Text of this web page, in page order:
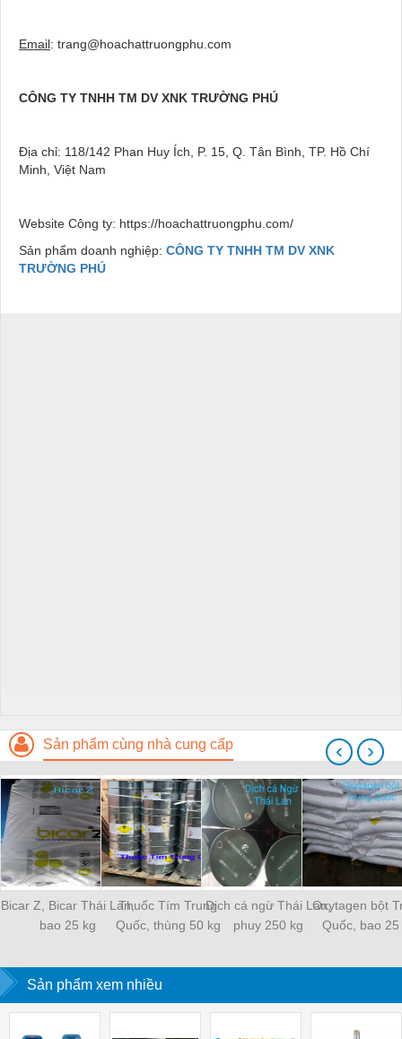
Email: trang@hoachattruongphu.com
CÔNG TY TNHH TM DV XNK TRƯỜNG PHÚ
Địa chỉ: 118/142 Phan Huy Ích, P. 15, Q. Tân Bình, TP. Hồ Chí
Minh, Việt Nam
Website Công ty: https://hoachattruongphu.com/
Sản phẩm doanh nghiệp: CÔNG TY TNHH TM DV XNK
TRƯỜNG PHÚ
Sản phẩm cùng nhà cung cấp
Bicar Z, Bicar Thái Lan,
bao 25 kg
Thuốc Tím Trung
Quốc, thùng 50 kg
Dịch cá ngừ Thái Lan,
phuy 250 kg
Oxytagen bột
Quốc, bao 25
‹ ›
Sản phẩm xem nhiều